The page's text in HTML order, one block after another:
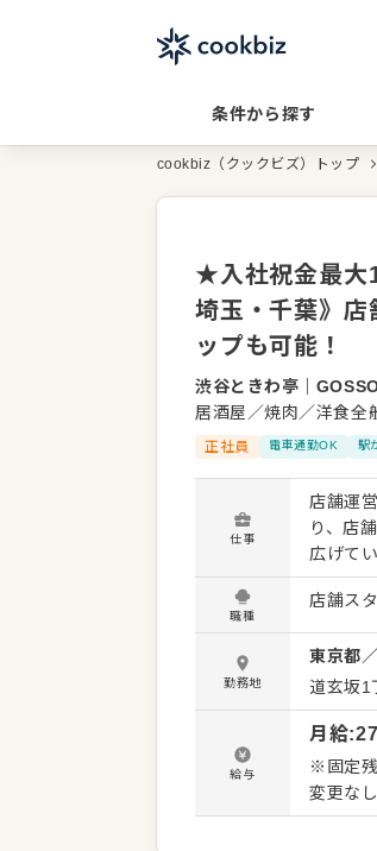
条件から探す
cookbiz（クックビズ）トップ
★入社祝金最大
埼玉・千葉》店
ップも可能！
渋谷ときわ亭
居酒屋／焼肉／洋食全
正社員 電車通勤OK 駅
仕事
店舗運営全般をお任せし
り、店
広げていきます。 具体的には… ■店舗営
ど） ・
かしたサービス改善 ■店舗運営・マネ
ト管理
ション ・メニ
たいと
善と挑
職種
店舗ス
勤務地
東京都
道玄坂1
給与
月給:
※固定残業
変更なし